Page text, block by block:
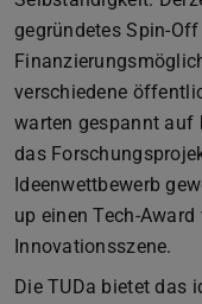
gegründetes Spin-
verschiedene
warten gespannt auf
das
Ideenwettbewerb
up einen Tech-Award
Innovationsszene.
Die TUDa bietet das